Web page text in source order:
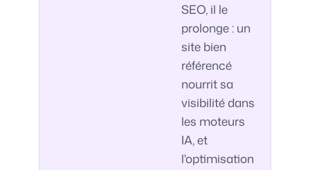
SEO, il le
prolonge : un
site bien
référencé
nourrit sa
visibilité dans
les moteurs
IA, et
l'optimisation